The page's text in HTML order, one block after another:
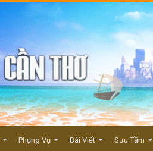
Phụng Vụ Bài Viết Sưu Tầm